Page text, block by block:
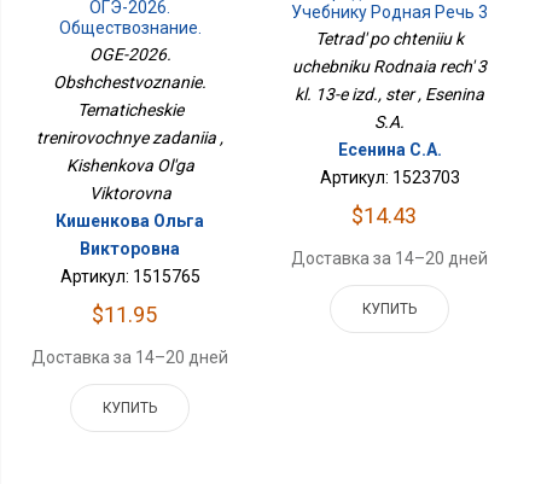
ОГЭ-2026.
Обществознание.
Тематические
Задания
OGE-2026.
Obshchestvoznanie.
Tematicheskie
trenirovochnye zadaniia ,
Kishenkova Ol'ga
Viktorovna
Кишенкова Ольга
Викторовна
Артикул: 1515765
$11.95
Доставка за 14–20 дней
КУПИТЬ
Учебнику Родная Речь 3
Кл. 13-Е Изд., Стер
Tetrad' po chteniiu k
uchebniku Rodnaia rech' 3
kl. 13-e izd., ster , Esenina
S.A.
Есенина С.А.
Артикул: 1523703
$14.43
Доставка за 14–20 дней
КУПИТЬ